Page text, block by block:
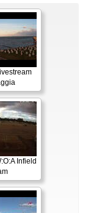
Infield